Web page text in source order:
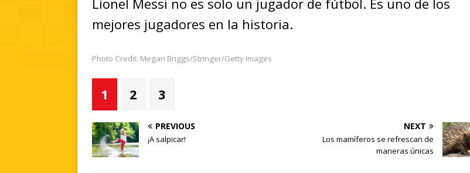
Lionel Messi no es solo un jugador de fútbol. Es uno de los
mejores jugadores en la historia.
Photo Credit: Megan Briggs/Stringer/Getty Images
1 2 3
PREVIOUS
¡A salpicar!
NEXT
Los mamíferos se refrescan de
maneras únicas